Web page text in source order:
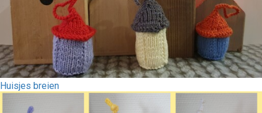
Huisjes breien